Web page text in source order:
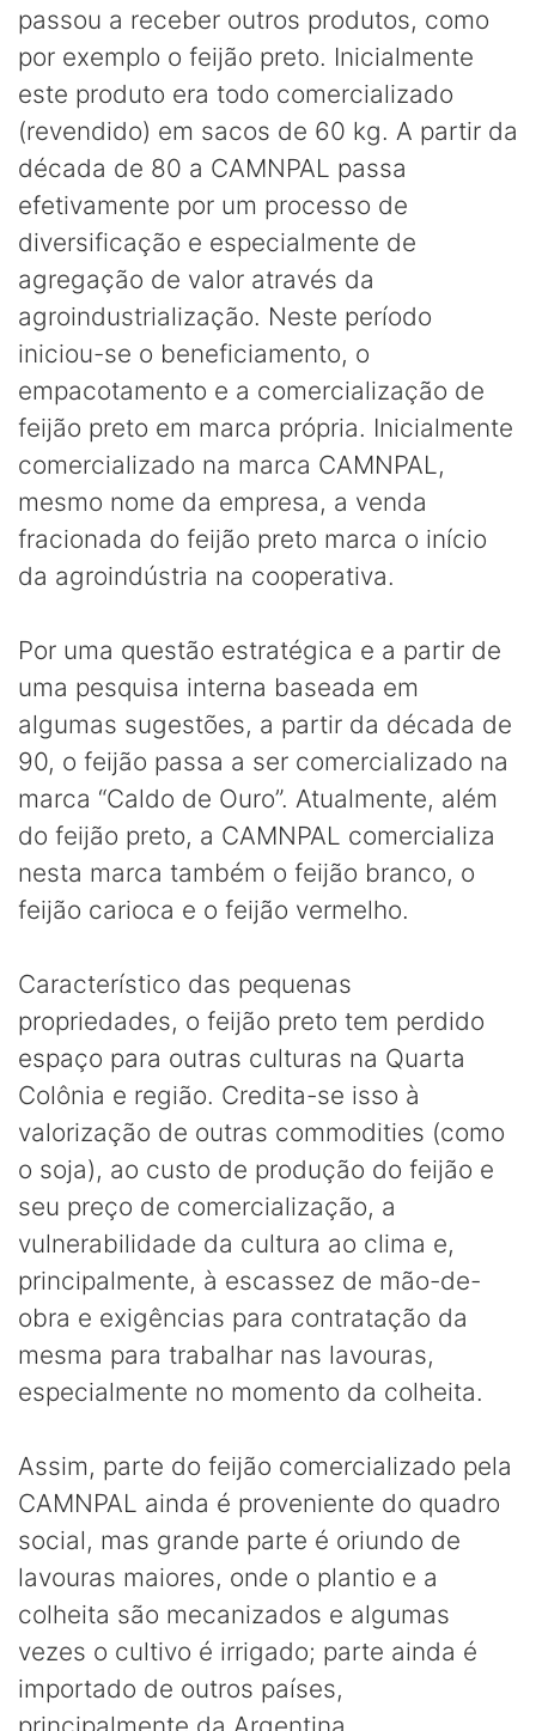
passou a receber outros produtos, como
por exemplo o feijão preto. Inicialmente
este produto era todo comercializado
(revendido) em sacos de 60 kg. A partir da
década de 80 a CAMNPAL passa
efetivamente por um processo de
diversificação e especialmente de
agregação de valor através da
agroindustrialização. Neste período
iniciou-se o beneficiamento, o
empacotamento e a comercialização de
feijão preto em marca própria. Inicialmente
comercializado na marca CAMNPAL,
mesmo nome da empresa, a venda
fracionada do feijão preto marca o início
da agroindústria na cooperativa.
Por uma questão estratégica e a partir de
uma pesquisa interna baseada em
algumas sugestões, a partir da década de
90, o feijão passa a ser comercializado na
marca “Caldo de Ouro”. Atualmente, além
do feijão preto, a CAMNPAL comercializa
nesta marca também o feijão branco, o
feijão carioca e o feijão vermelho.
Característico das pequenas
propriedades, o feijão preto tem perdido
espaço para outras culturas na Quarta
Colônia e região. Credita-se isso à
valorização de outras commodities (como
o soja), ao custo de produção do feijão e
seu preço de comercialização, a
vulnerabilidade da cultura ao clima e,
principalmente, à escassez de mão-de-
obra e exigências para contratação da
mesma para trabalhar nas lavouras,
especialmente no momento da colheita.
Assim, parte do feijão comercializado pela
CAMNPAL ainda é proveniente do quadro
social, mas grande parte é oriundo de
lavouras maiores, onde o plantio e a
colheita são mecanizados e algumas
vezes o cultivo é irrigado; parte ainda é
importado de outros países,